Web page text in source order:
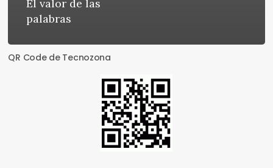
El valor de las
palabras
QR Code de Tecnozona